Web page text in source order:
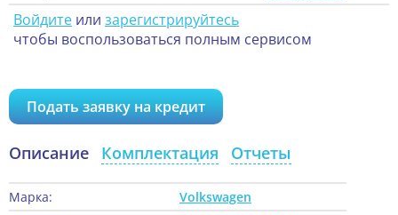
Войдите или зарегистрируйтесь
чтобы воспользоваться полным сервисом
Подать заявку на кредит
Описание Комплектация Отчеты
Марка:
Volkswagen